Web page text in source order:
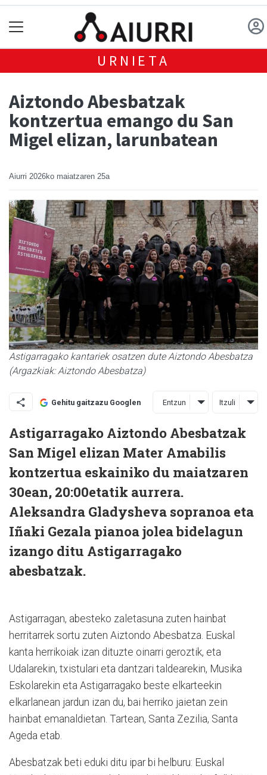
URNIETA
Aiztondo Abesbatzak
kontzertua emango du San
Migel elizan, larunbatean
Aiurri 2026ko maiatzaren 25a
Astigarragako kantariek osatzen dute Aiztondo Abesbatza
(Argazkiak: Aiztondo Abesbatza)
Gehitu gaitzazu Googlen Entzun Itzuli
Astigarragako Aiztondo Abesbatzak
San Migel elizan Mater Amabilis
kontzertua eskainiko du maiatzaren
30ean, 20:00etatik aurrera.
Aleksandra Gladysheva sopranoa eta
Iñaki Gezala pianoa jolea bidelagun
izango ditu Astigarragako
abesbatzak.
Astigarragan, abesteko zaletasuna zuten hainbat
herritarrek sortu zuten Aiztondo Abesbatza. Euskal
kanta herrikoiak izan dituzte oinarri geroztik, eta
Udalarekin, txistulari eta dantzari taldearekin, Musika
Eskolarekin eta Astigarragako beste elkarteekin
elkarlanean jardun izan du, bai herriko jaietan zein
hainbat emanaldietan. Tartean, Santa Zezilia, Santa
Ageda etab.
Abesbatzak beti eduki ditu ipar bi helburu: Euskal